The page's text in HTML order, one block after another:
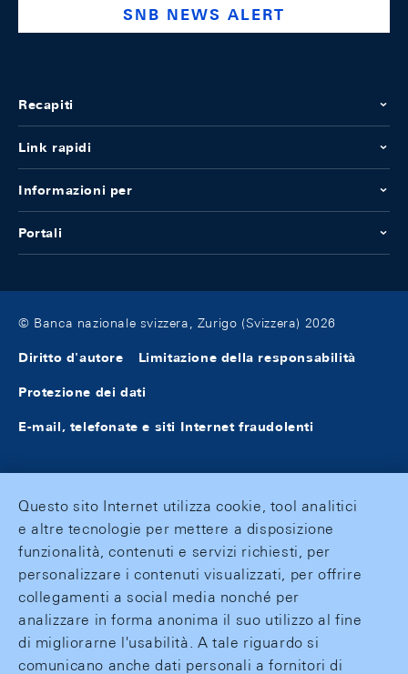
SNB NEWS ALERT
Recapiti
Link rapidi
Informazioni per
Portali
© Banca nazionale svizzera, Zurigo (Svizzera) 2026
Diritto d'autore Limitazione della responsabilità
Protezione dei dati
E-mail, telefonate e siti Internet fraudolenti
Questo sito Internet utilizza cookie, tool analitici
e altre tecnologie per mettere a disposizione
funzionalità, contenuti e servizi richiesti, per
personalizzare i contenuti visualizzati, per offrire
collegamenti a social media nonché per
analizzare in forma anonima il suo utilizzo al fine
di migliorarne l'usabilità. A tale riguardo si
comunicano anche dati personali a fornitori di